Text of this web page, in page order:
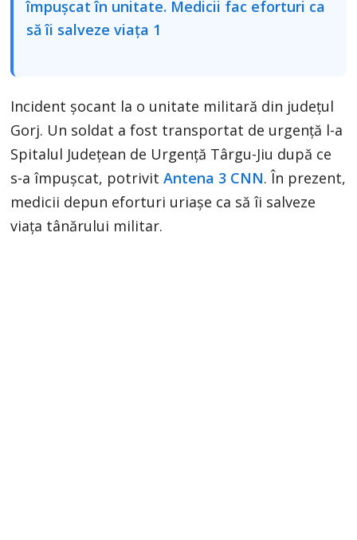
Incident şocant la o unitate militară din judeţul
Gorj. Un soldat a fost transportat de urgenţă l-a
Spitalul Județean de Urgență Târgu-Jiu după ce
s-a împuşcat, potrivitAntena 3 CNN. În prezent,
medicii depun eforturi uriaşe ca să îi salveze
viaţa tânărului militar.